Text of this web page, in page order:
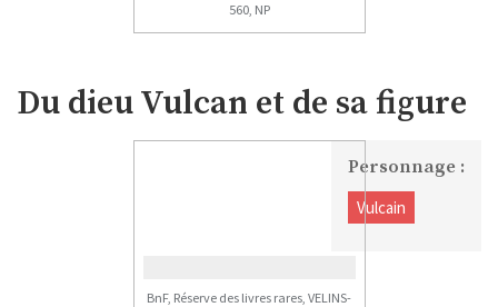
560, NP
Du dieu Vulcan et de sa figure
Personnage :
Vulcain
BnF, Réserve des livres rares, VELINS-